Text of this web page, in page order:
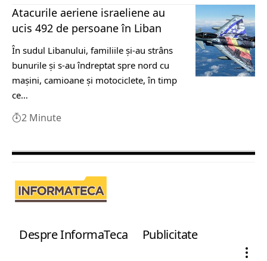
Atacurile aeriene israeliene au
ucis 492 de persoane în Liban
În sudul Libanului, familiile şi-au strâns
bunurile şi s-au îndreptat spre nord cu
maşini, camioane şi motociclete, în timp
ce…
2 Minute
Despre InformaTeca Publicitate